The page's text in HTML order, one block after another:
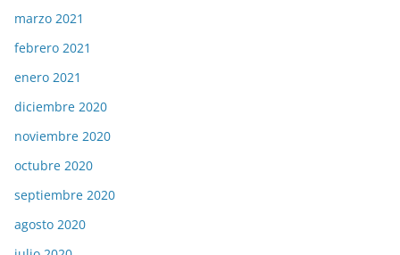
marzo 2021
febrero 2021
enero 2021
diciembre 2020
noviembre 2020
octubre 2020
septiembre 2020
agosto 2020